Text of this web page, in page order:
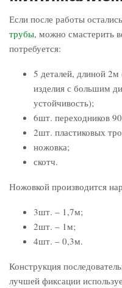
Если после работы
трубы, можно смастерить
потребуется:
5 деталей, длиной 2м
изделия с большим
устойчивость);
6шт. переходников
2шт. пластиковых
ножовка;
скотч.
Ножовкой производится
3шт. – 1,7м;
2шт. – 1м;
4шт. – 0,3м.
Конструкция
лучшей фиксации